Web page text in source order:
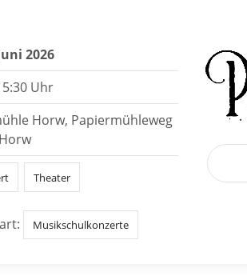
2026
Uhr
Horw, Papiermühleweg
Theater
Musikschulkonzerte